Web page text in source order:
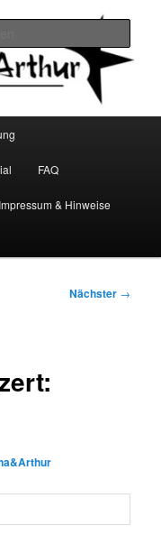
FAQ
Impressum & Hinweise
Nächster →